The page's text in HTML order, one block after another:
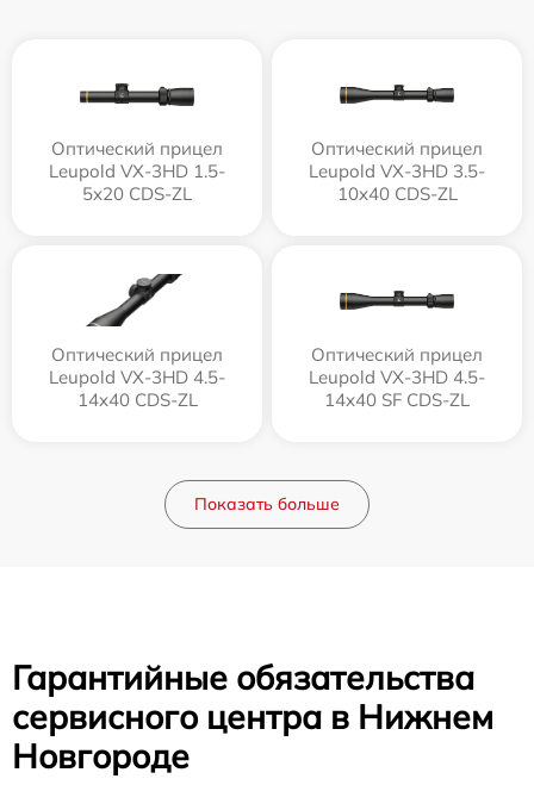
Оптический прицел
Leupold VX-3HD 1.5-
5x20 CDS-ZL
Оптический прицел
Leupold VX-3HD 3.5-
10x40 CDS-ZL
Оптический прицел
Leupold VX-3HD 4.5-
14x40 CDS-ZL
Оптический прицел
Leupold VX-3HD 4.5-
14x40 SF CDS-ZL
Показать больше
Гарантийные обязательства
сервисного центра в Нижнем
Новгороде